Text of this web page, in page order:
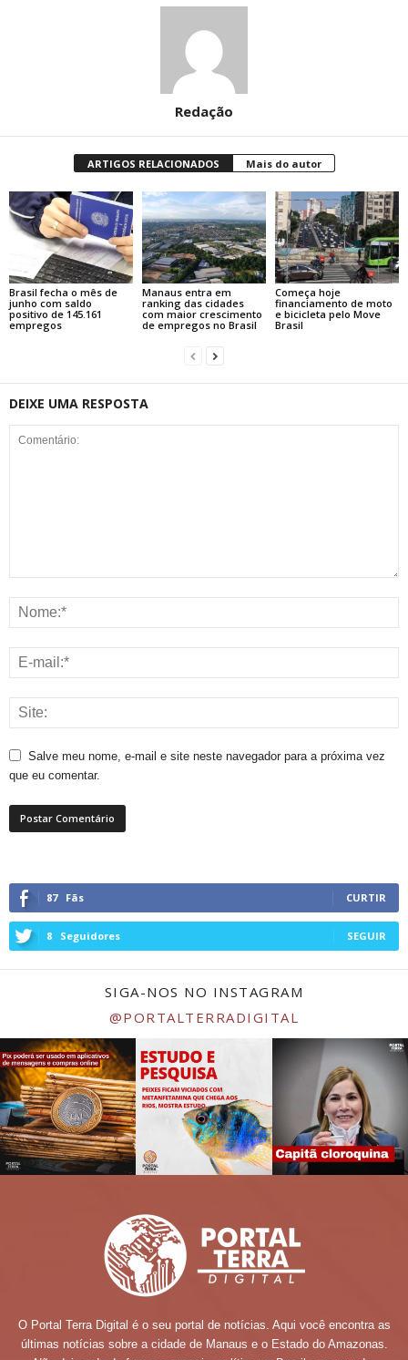
Redação
ARTIGOS RELACIONADOS Mais do autor
Brasil fecha o mês de
junho com saldo
positivo de 145.161
empregos
Manaus entra em
ranking das cidades
com maior crescimento
de empregos no Brasil
Começa hoje
financiamento de moto
e bicicleta pelo Move
Brasil
DEIXE UMA RESPOSTA
Salve meu nome, e-mail e site neste navegador para a próxima vez
que eu comentar.
87 Fãs CURTIR
8 Seguidores SEGUIR
SIGA-NOS NO INSTAGRAM
@PORTALTERRADIGITAL
O Portal Terra Digital é o seu portal de notícias. Aqui você encontra as
últimas notícias sobre a cidade de Manaus e o Estado do Amazonas.